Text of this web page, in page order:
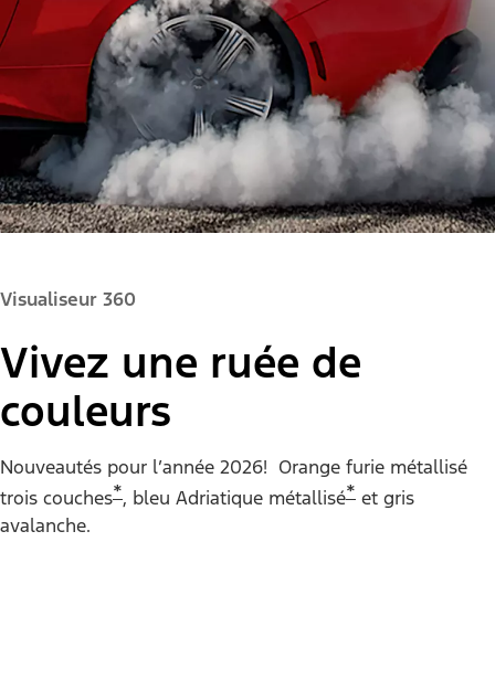
Visualiseur 360
Vivez une ruée de
couleurs
Nouveautés pour l’année 2026! Orange furie métallisé
trois couches*, bleu Adriatique métallisé* et gris
avalanche.
Couleur de la peinture :